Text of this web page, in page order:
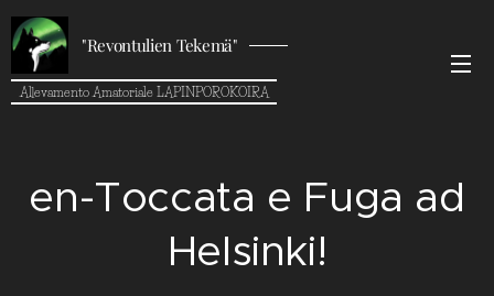
"Revontulien Tekemä"
Allevamento Amatoriale LAPINPOROKOIRA
en-Toccata e Fuga ad
Helsinki!